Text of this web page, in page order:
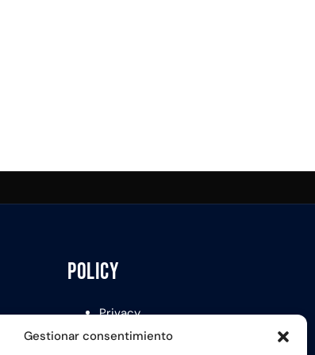
Gestionar consentimiento
Policy
Privacy
Cookie policy